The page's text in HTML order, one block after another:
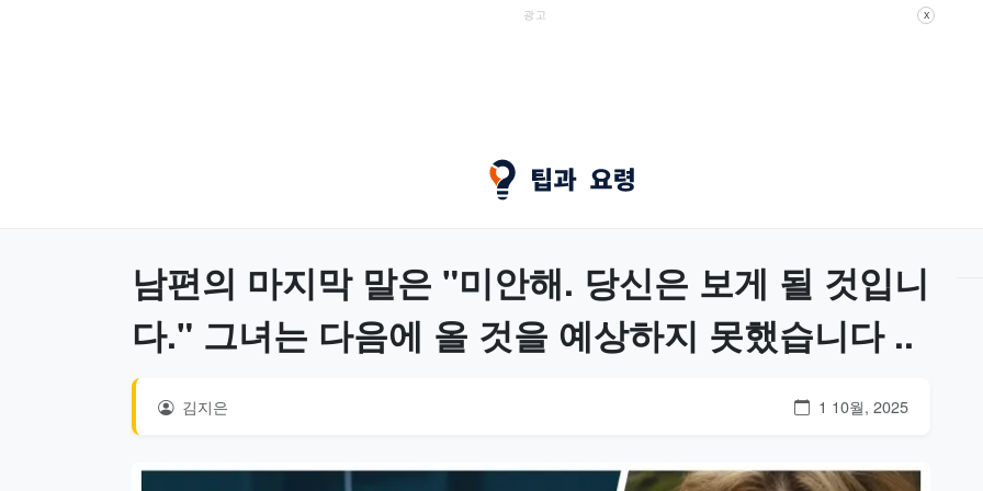
광고 X
남편의 마지막 말은 "미안해. 당신은 보게 될 것입니
다." 그녀는 다음에 올 것을 예상하지 못했습니다 ..
김지은 1 10월, 2025